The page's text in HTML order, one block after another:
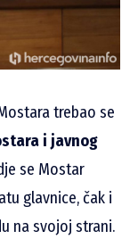
trebao se
i javnog
se Mostar
glavnice, čak i
na svojoj strani.